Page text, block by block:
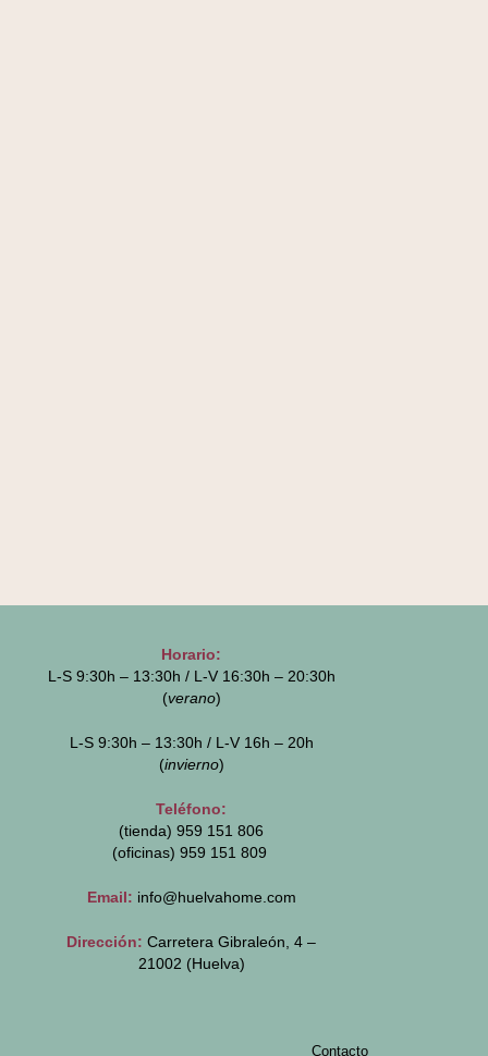
Horario:
L-S 9:30h – 13:30h / L-V 16:30h – 20:30h
(verano)
L-S 9:30h – 13:30h / L-V 16h – 20h
(invierno)
Teléfono:
(tienda) 959 151 806
(oficinas) 959 151 809
Email: info@huelvahome.com
Dirección: Carretera Gibraleón, 4 –
21002 (Huelva)
Contacto